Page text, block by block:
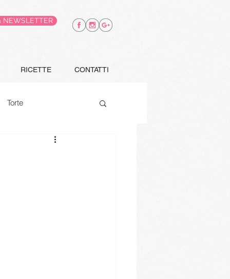
RICETTE CONTATTI
Torte